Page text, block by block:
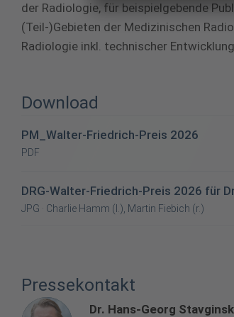
der Radiologie, für beispielgebende
(Teil-)Gebieten der Medizinischen
Radiologie inkl. technischer
Download
PM_Walter-Friedrich-Preis 2026
PDF
DRG-Walter-Friedrich-Preis 2026 für
JPG · Charlie Hamm (l.), Martin Fiebich (r.)
Pressekontakt
Dr. Hans-Georg